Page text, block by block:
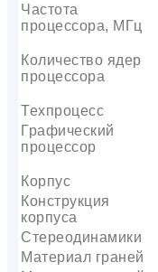
Частота
процессора, МГц
Количество ядер
процессора
Техпроцесс
Графический
процессор
Корпус
Конструкция
корпуса
Стереодинамики
Материал граней